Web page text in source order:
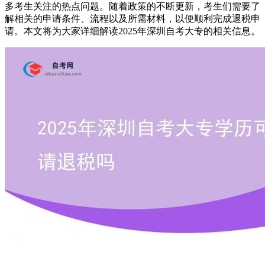
多考生关注的热点问题。随着政策的不断更新，考生们需要了
解相关的申请条件、流程以及所需材料，以便顺利完成退税申
请。本文将为大家详细解读2025年深圳自考大专的相关信息。